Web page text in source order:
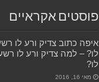
פוסטים אקראיים
איפה כתוב צדיק ורע לו
לו? – למה צדיק ורע לו
לו?
מאי 16, 2016